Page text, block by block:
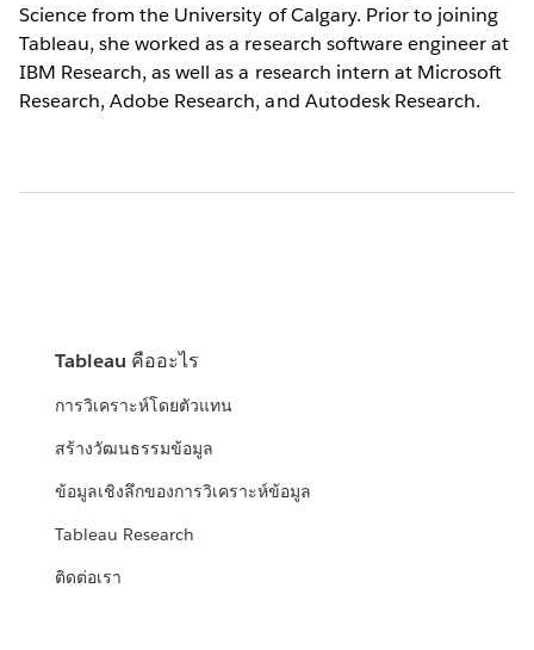
Science from the University of Calgary. Prior to joining
Tableau, she worked as a research software engineer at
IBM Research, as well as a research intern at Microsoft
Research, Adobe Research, and Autodesk Research.
Tableau คืออะไร
การวิเคราะห์โดยตัวแทน
สร้างวัฒนธรรมข้อมูล
ข้อมูลเชิงลึกของการวิเคราะห์ข้อมูล
Tableau Research
ติดต่อเรา